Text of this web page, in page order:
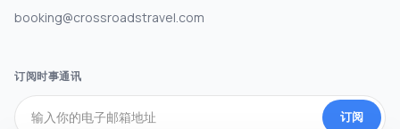
booking@crossroadstravel.com
订阅时事通讯
订阅